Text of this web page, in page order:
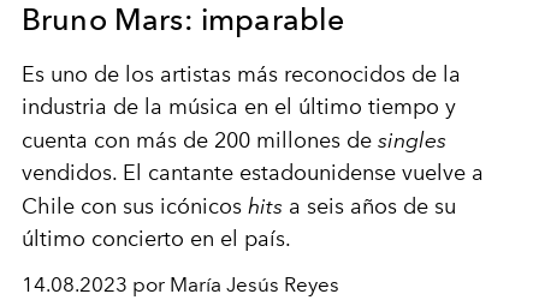
Bruno Mars: imparable
Es uno de los artistas más reconocidos de la
industria de la música en el último tiempo y
cuenta con más de 200 millones de singles
vendidos. El cantante estadounidense vuelve a
Chile con sus icónicos hits a seis años de su
último concierto en el país.
14.08.2023 por María Jesús Reyes